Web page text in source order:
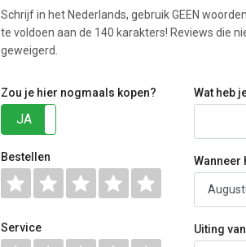
Schrijf in het Nederlands, gebruik GEEN
te voldoen aan de 140 karakters! Reviews die
geweigerd.
Zou je hier nogmaals kopen?
JA
Bestellen
Service
Wat heb
Wanneer
Uiting